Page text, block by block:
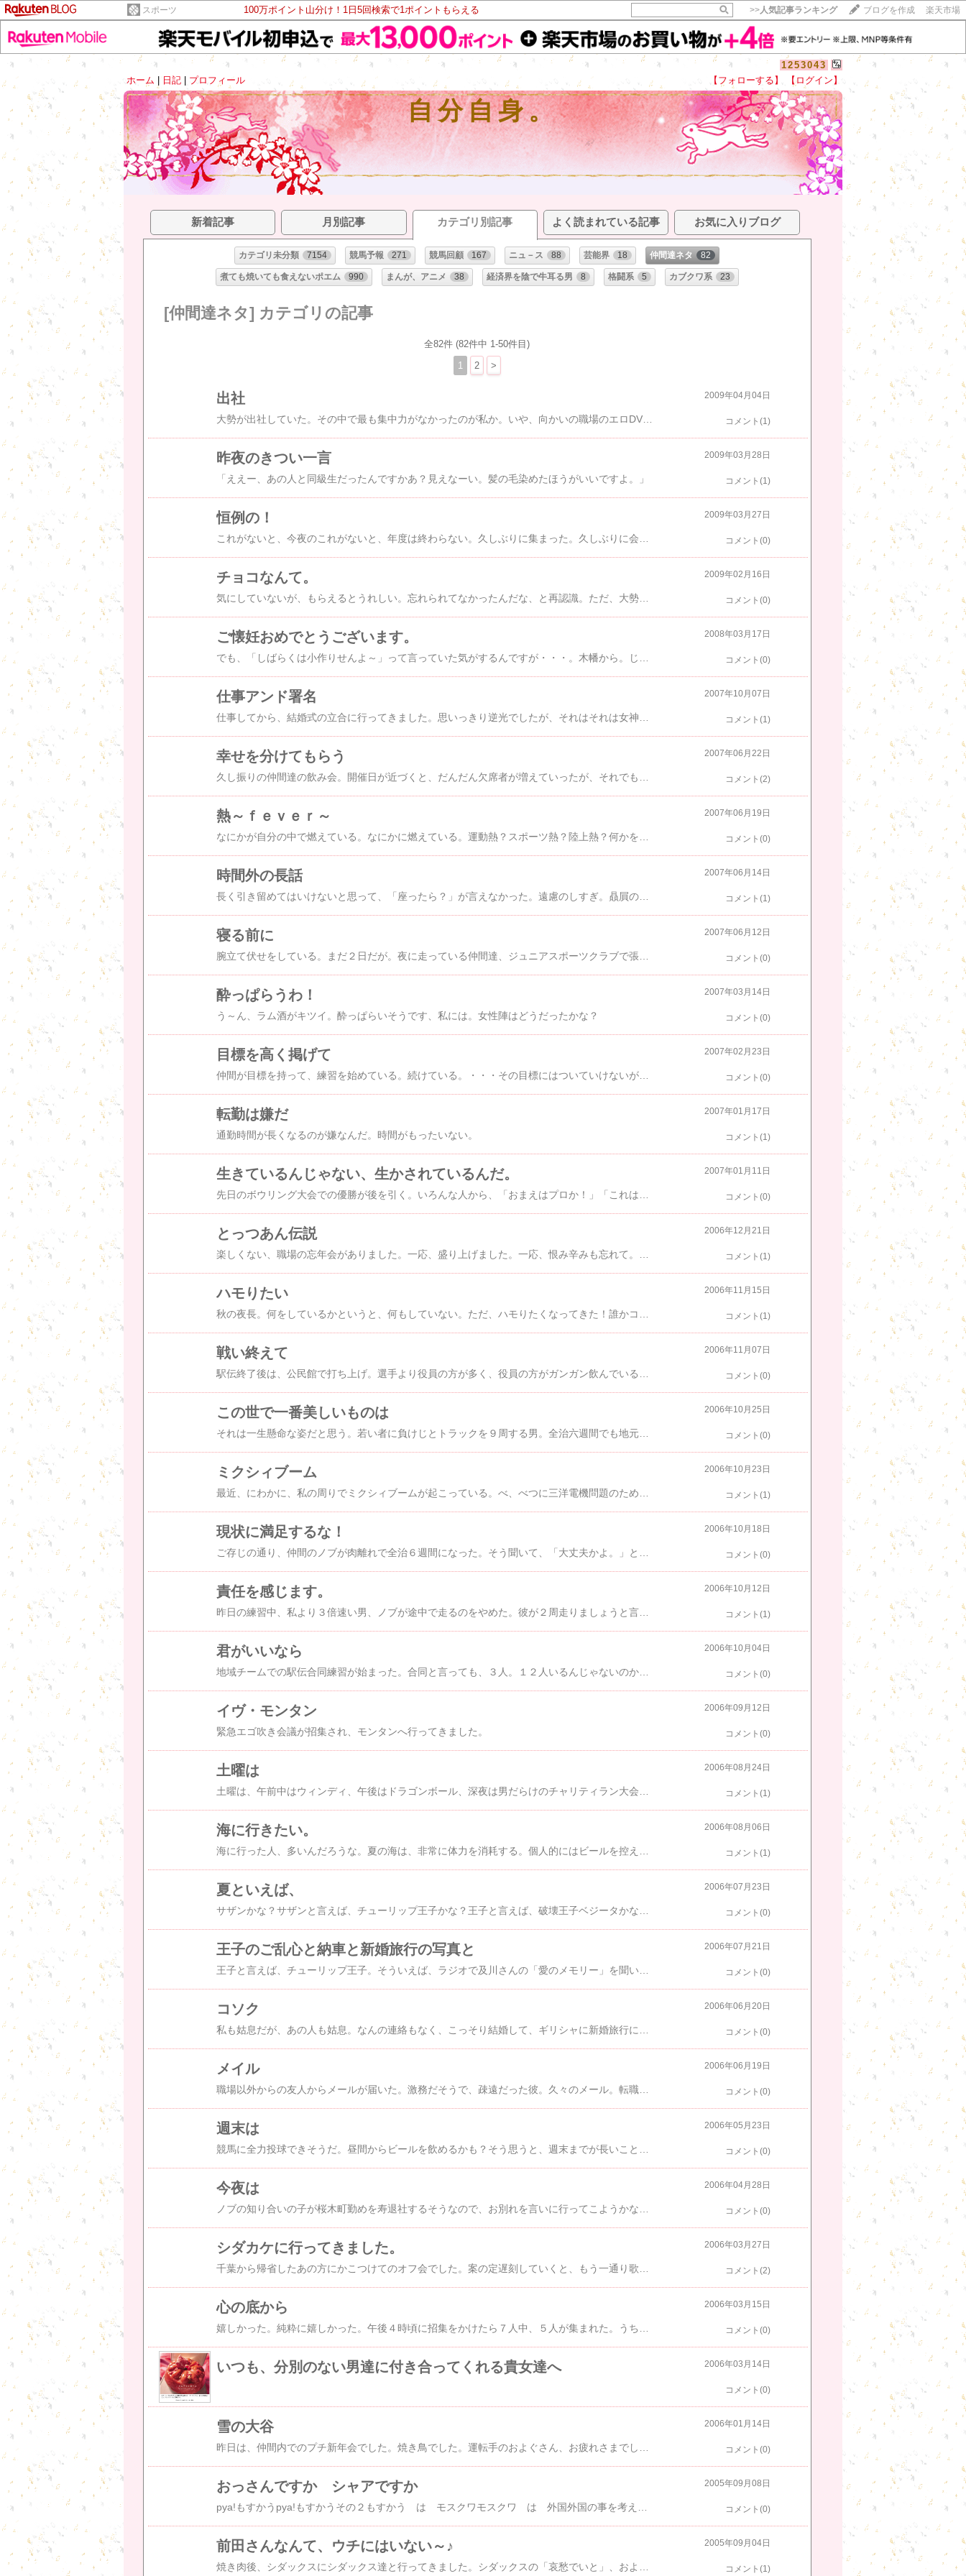
スポーツ 100万ポイント山分け！1日5回検索で1ポイントもらえる >>人気記事ランキング ブログを作成 楽天市場
1253043
ホーム
日記 プロフィール 【フォローする】 【ログイン】
自分自身。
新着記事 月別記事 カテゴリ別記事 よく読まれている記事 お気に入りブログ
カテゴリ未分類 7154 競馬予報 271 競馬回顧 167 ニュ－ス 88 芸能界 18 仲間達ネタ 82
煮ても焼いても食えないポエム 990 まんが、アニメ 38 経済界を陰で牛耳る男 8 格闘系 5 カブクワ系 23
[仲間達ネタ] カテゴリの記事
全82件 (82件中 1-50件目)
1 2 >
出社
大勢が出社していた。その中で最も集中力がなかったのが私か。いや、向かいの職場のエロDVD野郎よりはいいが、あの人と同じレベルで物事を考えたくはない。一人で考えるより、二人がいい。相談ができるのは二人からだ。おやぐや王子も出社していた。また、愚痴を聞いてやらねば。
2009年04月04日
コメント(1)
昨夜のきつい一言
「ええー、あの人と同級生だったんですかあ？見えなーい。髪の毛染めたほうがいいですよ。」
2009年03月28日
コメント(1)
恒例の！ 2009年03月27日
コメント(0)
チョコなんて。
気にしていないが、もらえるとうれしい。忘れられてなかったんだな、と再認識。ただ、大勢のうちの一人ではあるが。
2009年02月16日
コメント(0)
ご懐妊おめでとうございます。 2008年03月17日
コメント(0)
仕事アンド署名 2007年10月07日
コメント(1)
幸せを分けてもらう 2007年06月22日
コメント(2)
熱～ｆｅｖｅｒ～ 2007年06月19日
コメント(0)
時間外の長話
長く引き留めてはいけないと思って、「座ったら？」が言えなかった。遠慮のしすぎ。贔屓のひきだおし。もっと積極的に行けよ。控えめが良いとか、クールを演じてるんじゃない？自分の人生を終える時、その人生に満足できるのか？
2007年06月14日
コメント(1)
寝る前に
腕立て伏せをしている。まだ２日だが。夜に走っている仲間達、ジュニアスポーツクラブで張り切っている長男に刺激されてだ。べ、別に健康診断が近づいているからじゃない。一時的に体重を減らすことは体に良くないし。もっと健康的なカラダへ。変わるぞ。仲間達に負けたくない。・・・今年も駅伝の選手なのかな？
2007年06月12日
コメント(0)
酔っぱらうわ！
う～ん、ラム酒がキツイ。酔っぱらいそうです、私には。女性陣はどうだったかな？
2007年03月14日
コメント(0)
目標を高く掲げて
仲間が目標を持って、練習を始めている。続けている。・・・その目標にはついていけないが、自分のカラダと相談して、一緒に体を動かしていきたいものだ。
2007年02月23日
コメント(0)
転勤は嫌だ
通勤時間が長くなるのが嫌なんだ。時間がもったいない。
2007年01月17日
コメント(1)
生きているんじゃない、生かされているんだ。 2007年01月11日
コメント(0)
とっつあん伝説 2006年12月21日
コメント(1)
ハモりたい 2006年11月15日
コメント(1)
戦い終えて 2006年11月07日
コメント(0)
この世で一番美しいものは 2006年10月25日
コメント(0)
ミクシィブーム 2006年10月23日
コメント(1)
現状に満足するな！ 2006年10月18日
コメント(0)
責任を感じます。
昨日の練習中、私より３倍速い男、ノブが途中で走るのをやめた。彼が２周走りましょうと言ったから走っていたのに、変だなあとは思っていた。そして今日の朝、「歩くのも都合が悪いくらい、脚が痛い。ぎくった（富山弁）ときにプチッて音がした気がした。肉離れだと思う。」と言い残し、医者へ行った。全治６週間の肉離れだったそうだ。本人は至って冷静だ。「３週間後の駅伝大会には間に合います。走れますから。」「アキレス腱を切った訳じゃないから、たいしたことないですよ。」私が誘ったわけだし、まして、１１月３日は彼の家族の誕生日。今年こそ祝ってやれると思っていたことだろう。倍返しでろくでもないことになってしまったし、無理して駅伝に出て、本番で更に肉離れが悪化するかも知れない。とにかく、無理はしないでもらいたい。あなたのカラダは地域の宝なのだから。自分の快気祝いの飲み会準備でもしとってよ(笑)。
2006年10月12日
コメント(1)
君がいいなら
地域チームでの駅伝合同練習が始まった。合同と言っても、３人。１２人いるんじゃないのかよ。で、その３人も参加メンバー中、年齢が上から２，３，４番目。先行きは不透明です。でも、楽しかった！そりゃあ疲れたけど、初めて本格的な練習をした。インターバル走って何？なんか、陸上部に入ったみたい。実際、私以外の二人は陸上部だったのだろうから、会話からハイレベル。走っても付いていくのが精一杯。そして、嬉しかった言葉。「しっかり練習を続けていって、インターバル走の本数を増やしていきましょう。そうすれば、心肺機能は確実に強化されますし、必ず速くなれます。」この年になって、まだ速くなれるの？昨年のタイムを縮められるの？こんな嬉しいことはないよ。ただ、すでに体中が痛い。首まで回らない。それは他の理由か。もう、割り切った。スタメンになろうと、補欠になろうと、練習にすべて参加しよう。レベルの高い練習を受け続けよう。もう自分のカラダが向上することなどないと思っていたけど、まだまだ強化できることを仲間達に知らしめてやる！
2006年10月04日
コメント(0)
イヴ・モンタン
緊急エゴ吹き会議が招集され、モンタンへ行ってきました。
2006年09月12日
コメント(0)
土曜は 2006年08月24日
コメント(1)
海に行きたい。 2006年08月06日
コメント(1)
夏といえば、 2006年07月23日
コメント(0)
王子のご乱心と納車と新婚旅行の写真と 2006年07月21日
コメント(0)
コソク 2006年06月20日
コメント(0)
メイル 2006年06月19日
コメント(0)
週末は 2006年05月23日
コメント(0)
今夜は 2006年04月28日
コメント(0)
シダカケに行ってきました。 2006年03月27日
コメント(2)
心の底から 2006年03月15日
コメント(0)
いつも、分別のない男達に付き合ってくれる貴女達へ 2006年03月14日
コメント(0)
雪の大谷 2006年01月14日
コメント(0)
おっさんですか シャアですか 2005年09月08日
コメント(0)
前田さんなんて、ウチにはいない～♪ 2005年09月04日
コメント(1)